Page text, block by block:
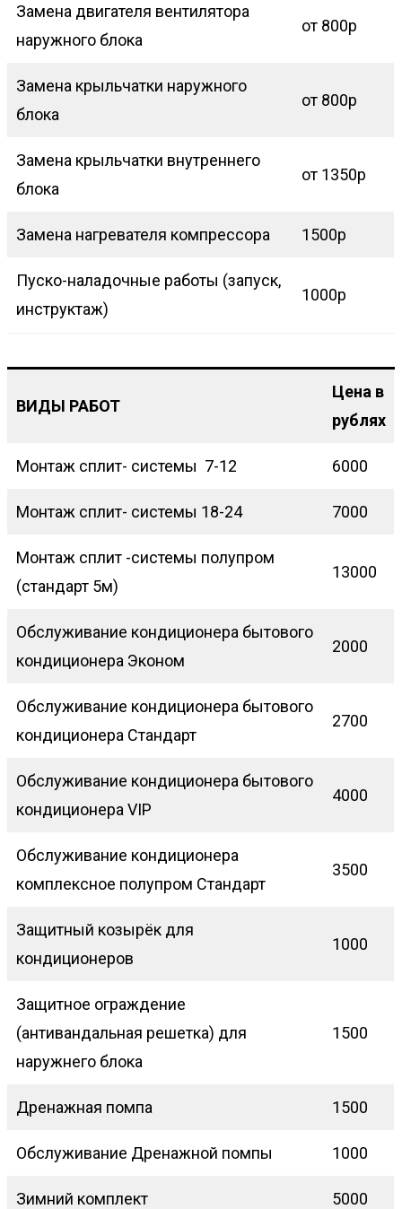
Замена двигателя вентилятора
наружного блока
от 800р
Замена крыльчатки наружного
блока
от 800р
Замена крыльчатки внутреннего
блока
от 1350р
Замена нагревателя компрессора 1500р
Пуско-наладочные работы (запуск,
инструктаж)
1000р
ВИДЫ РАБОТ
Цена в
рублях
Монтаж сплит- системы 7-12 6000
Монтаж сплит- системы 18-24 7000
Монтаж сплит -системы полупром
(стандарт 5м)
13000
Обслуживание кондиционера бытового
кондиционера Эконом
2000
Обслуживание кондиционера бытового
кондиционера Стандарт
2700
Обслуживание кондиционера бытового
кондиционера VIP
4000
Обслуживание кондиционера
комплексное полупром Стандарт
3500
Защитный козырёк для
кондиционеров
1000
Защитное ограждение
(антивандальная решетка) для
наружнего блока
1500
Дренажная помпа 1500
Обслуживание Дренажной помпы 1000
Зимний комплект 5000